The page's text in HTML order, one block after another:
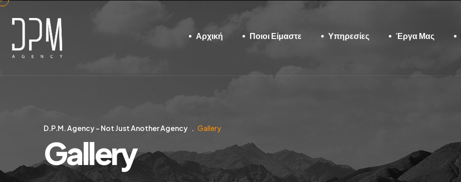
Αρχική Ποιοι Είμαστε Υπηρεσίες Έργα Μας
D.P.M. Agency – Not Just Another Agency Gallery
Gallery